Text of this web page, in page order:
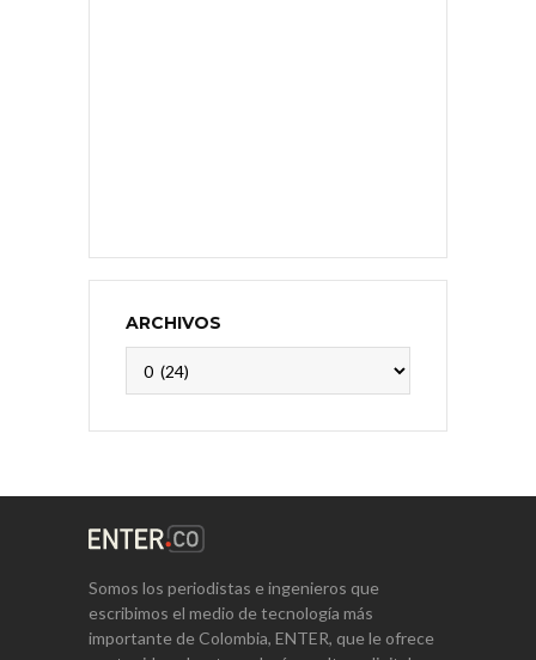
ARCHIVOS
Somos los periodistas e ingenieros que
escribimos el medio de tecnología más
importante de Colombia, ENTER, que le ofrece